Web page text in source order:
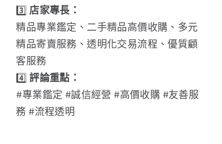
3️⃣ 店家專長：
精品專業鑑定、二手精品高價收購、多元
精品寄賣服務、透明化交易流程、優質顧
客服務
4️⃣ 評論重點：
#專業鑑定 #誠信經營 #高價收購 #友善服
務 #流程透明